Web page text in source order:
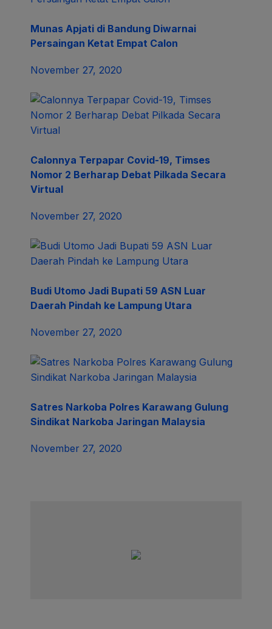
Munas Apjati di Bandung Diwarnai
Persaingan Ketat Empat Calon
November 27, 2020
Calonnya Terpapar Covid-19, Timses
Nomor 2 Berharap Debat Pilkada Secara
Virtual
November 27, 2020
Budi Utomo Jadi Bupati 59 ASN Luar
Daerah Pindah ke Lampung Utara
November 27, 2020
Satres Narkoba Polres Karawang Gulung
Sindikat Narkoba Jaringan Malaysia
November 27, 2020